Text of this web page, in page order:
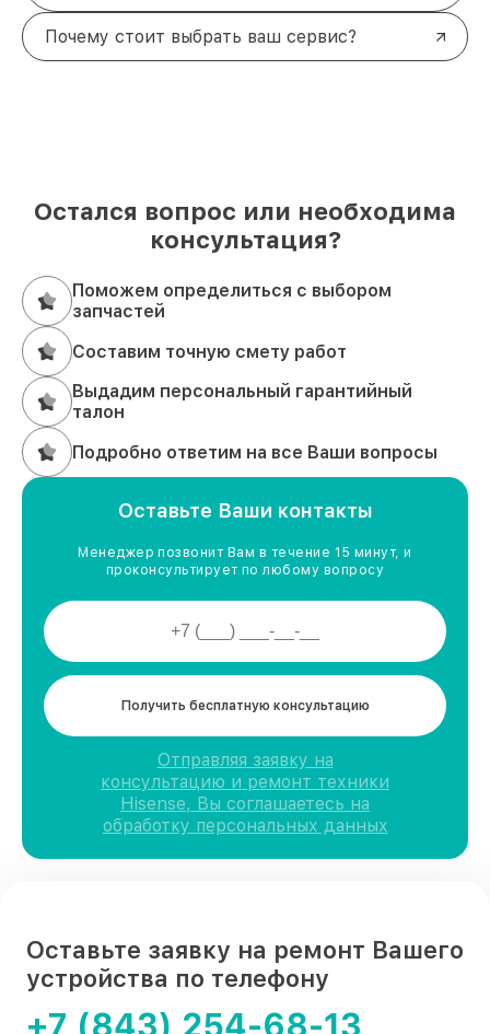
Почему стоит выбрать ваш сервис?
Остался вопрос или необходима
консультация?
Поможем определиться с выбором
запчастей
Составим точную смету работ
Выдадим персональный гарантийный
талон
Подробно ответим на все Ваши вопросы
Оставьте Ваши контакты
Менеджер позвонит Вам в течение 15 минут, и
проконсультирует по любому вопросу
Получить бесплатную консультацию
Отправляя заявку на
консультацию и ремонт техники
Hisense, Вы соглашаетесь на
обработку персональных данных
Оставьте заявку на ремонт Вашего
устройства по телефону
+7 (843) 254-68-13